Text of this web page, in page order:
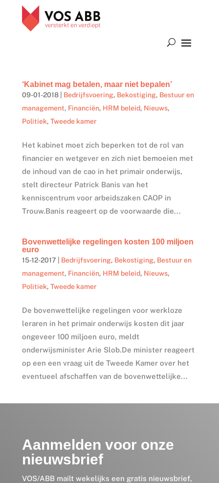
‘Kabinet mag betalen, maar niet bepalen’
09-01-2018| Bedrijfsvoering, Bekostiging, Bestuur en
management, Financiën, HRM beleid, Nieuws,
Politiek, Tweede kamer
Het kabinet moet zich beperken tot de rol van
financier en wetgever en zich niet bemoeien met
de inhoud van de cao in het primair onderwijs,
stelt directeur Patrick Banis van het
kenniscentrum voor arbeidszaken CAOP in
Trouw.Banis reageert op de voorwaarde die...
Bovenwettelijke regelingen kosten 100 miljoen
euro
15-12-2017 Bedrijfsvoering, Bekostiging, Bestuur en
management, Financiën, HRM beleid, Nieuws,
Politiek, Tweede kamer
De bovenwettelijke regelingen voor werkloze
leraren in het primair onderwijs kosten dit jaar
ongeveer 100 miljoen euro, meldt
onderwijsminister Arie Slob.De minister reageert
op een een vraag uit de Tweede Kamer over het
eventueel afschaffen van de bovenwettelijke...
Aanmelden voor onze
nieuwsbrief
VOS/ABB mailt wekelijks een gratis nieuwsbrief,